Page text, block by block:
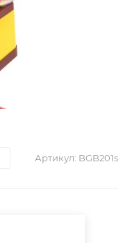
Артикул: BGB201s